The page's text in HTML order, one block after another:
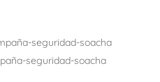
seguridad-soacha